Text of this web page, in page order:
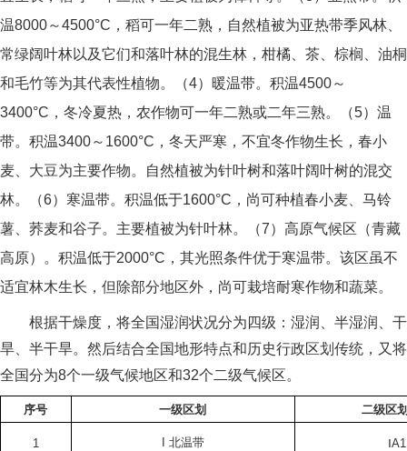
温8000～4500°C，稻可一年二熟，自然植被为亚热带季风林、
常绿阔叶林以及它们和落叶林的混生林，柑橘、茶、棕榈、油桐
和毛竹等为其代表性植物。
（4） 暖温带。积温4500～
3400°C，冬冷夏热，农作物可一年二熟或二年三熟。
（5） 温
带。积温3400～1600°C，冬天严寒，不宜冬作物生长，春小
麦、大豆为主要作物。自然植被为针叶树和落叶阔叶树的混交
林。
（6） 寒温带。积温低于1600°C，尚可种植春小麦、马铃
薯、荞麦和谷子。主要植被为针叶林。
（7） 高原气候区（青藏
高原）。积温低于2000°C，其光照条件优于寒温带。该区虽不
适宜林木生长，但除部分地区外，尚可栽培耐寒作物和蔬菜。
根据干燥度，将全国湿润状况分为四级：湿润、半湿润、干
旱、半干旱。然后结合全国地形特点和历史行政区划传统，又将
全国分为8个一级气候地区和32个二级气候区。
序号 一级区划 二级区
1 北温带 ⅠA1